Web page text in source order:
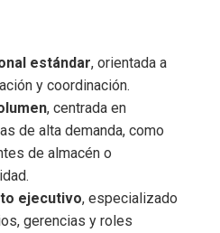
estándar, orientada a
y coordinación.
, centrada en
de alta demanda, como
de almacén o
ejecutivo, especializado
gerencias y roles